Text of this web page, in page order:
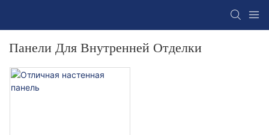
Панели Для Внутренней Отделки